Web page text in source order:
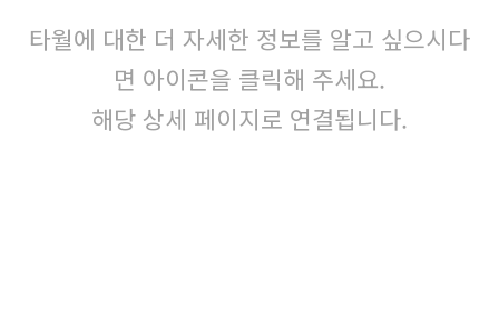
타월에 대한 더 자세한 정보를 알고 싶으시다
면 아이콘을 클릭해 주세요.
해당 상세 페이지로 연결됩니다.